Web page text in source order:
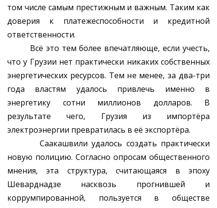
том числе самым престижным и важным. Таким как
доверия к платежеспособности и кредитной
ответственности.
Всё это тем более впечатляюще, если учесть,
что у Грузии нет практически никаких собственных
энергетических ресурсов. Тем не менее, за два-три
года властям удалось привлечь именно в
энергетику сотни миллионов долларов. В
результате чего, Грузия из импортёра
электроэнергии превратилась в её экспортёра.
Саакашвили удалось создать практически
новую полицию. Согласно опросам общественного
мнения, эта структура, считающаяся в эпоху
Шеварднадзе насквозь прогнившей и
коррумпированной, пользуется в обществе